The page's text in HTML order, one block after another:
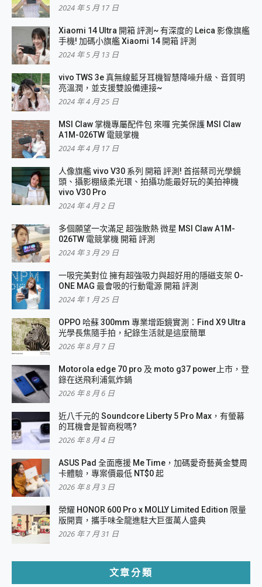
2024 年 5 月 17 日
Xiaomi 14 Ultra 開箱 評測~ 有深度的 Leica 影像旗艦
手機! 加碼小旗艦 Xiaomi 14 開箱 評測
2024 年 5 月 13 日
vivo TWS 3e 真無線藍牙耳機智慧降噪升級、音質明
亮溫潤，並支援雙設備連接~
2024 年 4 月 25 日
MSI Claw 掌機專屬配件包 來囉 完美保護 MSI Claw
A1M-026TW 電競掌機
2024 年 4 月 17 日
人像旗艦 vivo V30 系列 開箱 評測! 首搭蔡司光學鏡
頭、攝影棚級柔光環、拍攝功能最好玩的美拍神機
vivo V30 Pro
2024 年 4 月 2 日
多個願望一次滿足 超強散熱 微星 MSI Claw A1M-
026TW 電競掌機 開箱 評測
2024 年 3 月 29 日
一吸完美對位 擁有超強吸力與超好用的隱磁支架 O-
ONE MAG 最會吸的行動電源 開箱 評測
2024 年 1 月 25 日
OPPO 哈蘇 300mm 專業增距鏡實測：Find X9 Ultra
光學長焦隨手拍，紀錄生活就是這麼簡單
2026 年 8 月 7 日
Motorola edge 70 pro 及 moto g37 power上市，登
錄在送飛利浦氣炸鍋
2026 年 8 月 6 日
近八千元的 Soundcore Liberty 5 Pro Max，有螢幕
的耳機會是智商稅嗎?
2026 年 8 月 4 日
ASUS Pad 全面應援 Me Time，加碼愛奇藝黃金雙周
卡體驗，專案價最低 NT$0 起
2026 年 8 月 3 日
榮耀 HONOR 600 Pro x MOLLY Limited Edition 限量
版開賣，攜手味全龍進駐大巨蛋萬人盛典
2026 年 7 月 31 日
文章分類